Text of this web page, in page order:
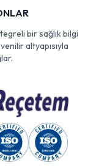
bir sağlık bilgi
altyapısıyla